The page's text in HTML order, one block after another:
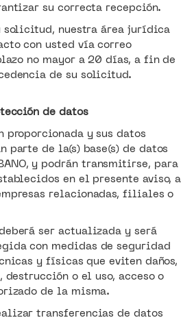
su correcta recepción.
solicitud, nuestra área jurídica
con usted vía correo
no mayor a 20 días, a fin de
de su solicitud.
de datos
proporcionada y sus datos
parte de la(s) base(s) de datos
y podrán transmitirse, para
en el presente aviso, a
relacionadas, filiales o
ser actualizada y será
con medidas de seguridad
y físicas que eviten daños,
o el uso, acceso o
de la misma.
transferencias de datos